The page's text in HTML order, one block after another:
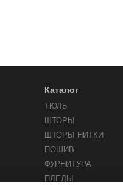
Каталог
ТЮЛЬ
ШТОРЫ
ШТОРЫ НИТКИ
ПОШИВ
ФУРНИТУРА
ПЛЕДЫ